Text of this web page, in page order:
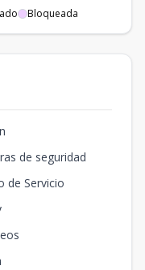
Bloqueada
de seguridad
de Servicio